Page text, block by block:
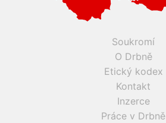
Soukromí
O Drbně
Etický kodex
Kontakt
Inzerce
Práce v Drbně